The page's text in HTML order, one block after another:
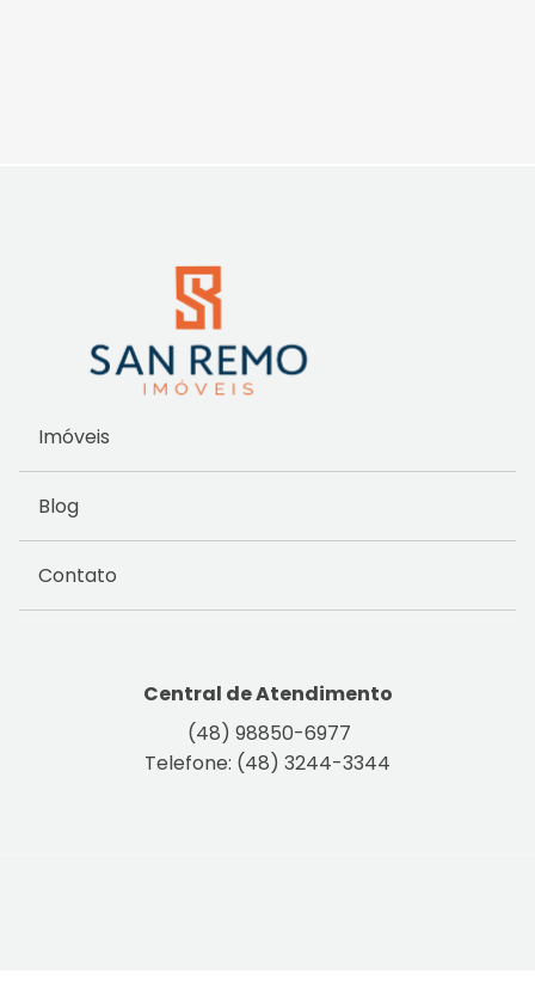
Imóveis
Blog
Contato
Central de Atendimento
(48) 98850-6977
Telefone: (48) 3244-3344